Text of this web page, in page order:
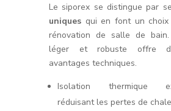
Le siporex se distingue par
uniques qui en font un
rénovation de salle de
léger et robuste offre
avantages techniques.
Isolation thermique
réduisant les pertes de